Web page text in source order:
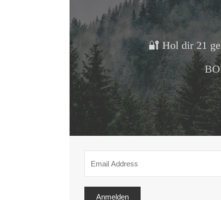
🔐 Hol dir 21
Anmelden